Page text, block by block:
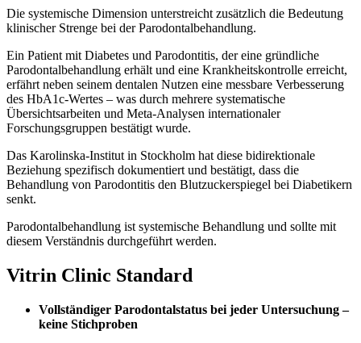
Die systemische Dimension unterstreicht zusätzlich die Bedeutung
klinischer Strenge bei der Parodontalbehandlung.
Ein Patient mit Diabetes und Parodontitis, der eine gründliche
Parodontalbehandlung erhält und eine Krankheitskontrolle erreicht,
erfährt neben seinem dentalen Nutzen eine messbare Verbesserung
des HbA1c-Wertes – was durch mehrere systematische
Übersichtsarbeiten und Meta-Analysen internationaler
Forschungsgruppen bestätigt wurde.
Das Karolinska-Institut in Stockholm hat diese bidirektionale
Beziehung spezifisch dokumentiert und bestätigt, dass die
Behandlung von Parodontitis den Blutzuckerspiegel bei Diabetikern
senkt.
Parodontalbehandlung ist systemische Behandlung und sollte mit
diesem Verständnis durchgeführt werden.
Vitrin Clinic Standard
Vollständiger Parodontalstatus bei jeder Untersuchung –
keine Stichproben